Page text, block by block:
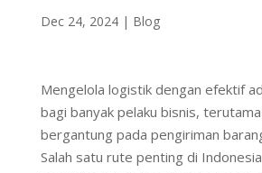
Dec 24, 2024| Blog
Mengelola logistik dengan efektif
bagi banyak pelaku bisnis,
bergantung pada pengiriman
Salah satu rute penting di